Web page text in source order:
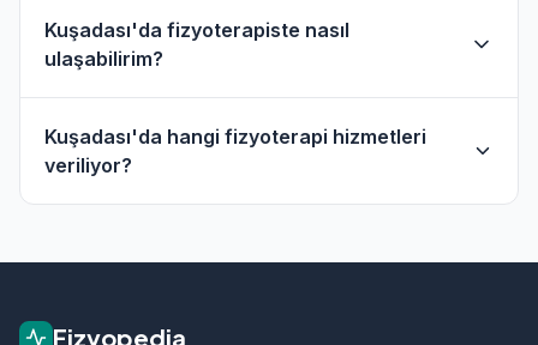
hizmeti sunan fizyoterapistler bulunmaktadır.
Evde hizmet filtresini kullanarak bu
fizyoterapistleri bulabilirsiniz.
Kuşadası'da fizyoterapiste nasıl
ulaşabilirim?
telefon veya WhatsApp ile doğrudan iletişime
geçebilirsiniz.
Kuşadası'da hangi fizyoterapi hizmetleri
veriliyor?
Fizyopedia